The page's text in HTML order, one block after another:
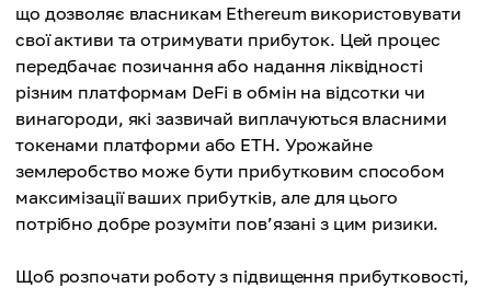
що дозволяє власникам Ethereum використовувати
свої активи та отримувати прибуток. Цей процес
передбачає позичання або надання ліквідності
різним платформам DeFi в обмін на відсотки чи
винагороди, які зазвичай виплачуються власними
токенами платформи або ETH. Урожайне
землеробство може бути прибутковим способом
максимізації ваших прибутків, але для цього
потрібно добре розуміти пов’язані з цим ризики.
Щоб розпочати роботу з підвищення прибутковості,